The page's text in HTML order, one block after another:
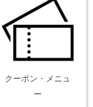
クーポン・メニュ
ー